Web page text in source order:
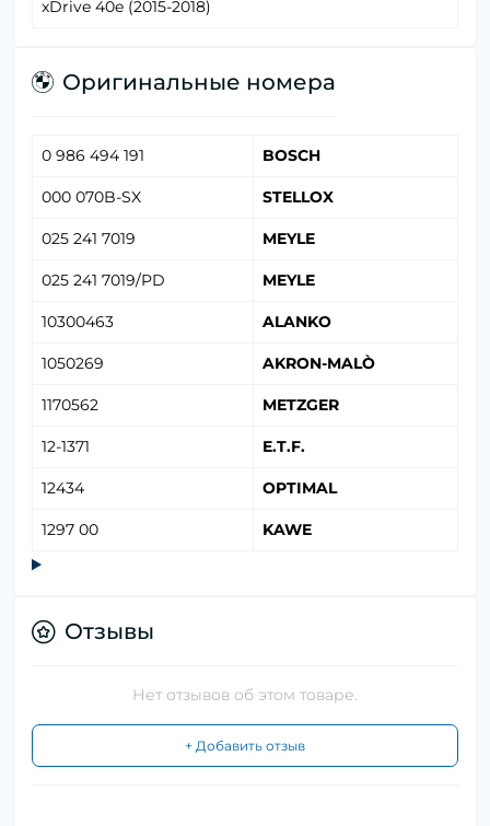
xDrive 40e (2015-2018)
Оригинальные номера
0 986 494 191 BOSCH
000 070B-SX STELLOX
025 241 7019 MEYLE
025 241 7019/PD MEYLE
10300463 ALANKO
1050269 AKRON-MALÒ
1170562 METZGER
12-1371 E.T.F.
12434 OPTIMAL
1297 00 KAWE
Отзывы
Нет отзывов об этом товаре.
+ Добавить отзыв